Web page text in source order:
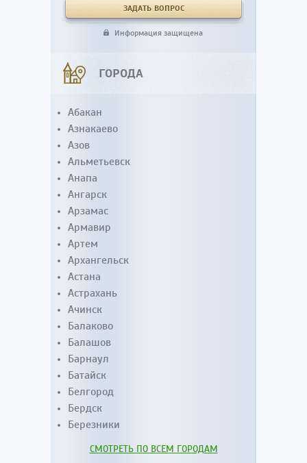
Информация защищена
ГОРОДА
Абакан
Азнакаево
Азов
Альметьевск
Анапа
Ангарск
Арзамас
Армавир
Артем
Архангельск
Астана
Астрахань
Ачинск
Балаково
Балашов
Барнаул
Батайск
Белгород
Бердск
Березники
СМОТРЕТЬ ПО ВСЕМ ГОРОДАМ